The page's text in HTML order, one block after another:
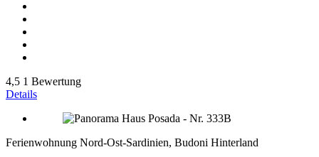
4,5 1 Bewertung
Details
Ferienwohnung Nord-Ost-Sardinien, Budoni Hinterland